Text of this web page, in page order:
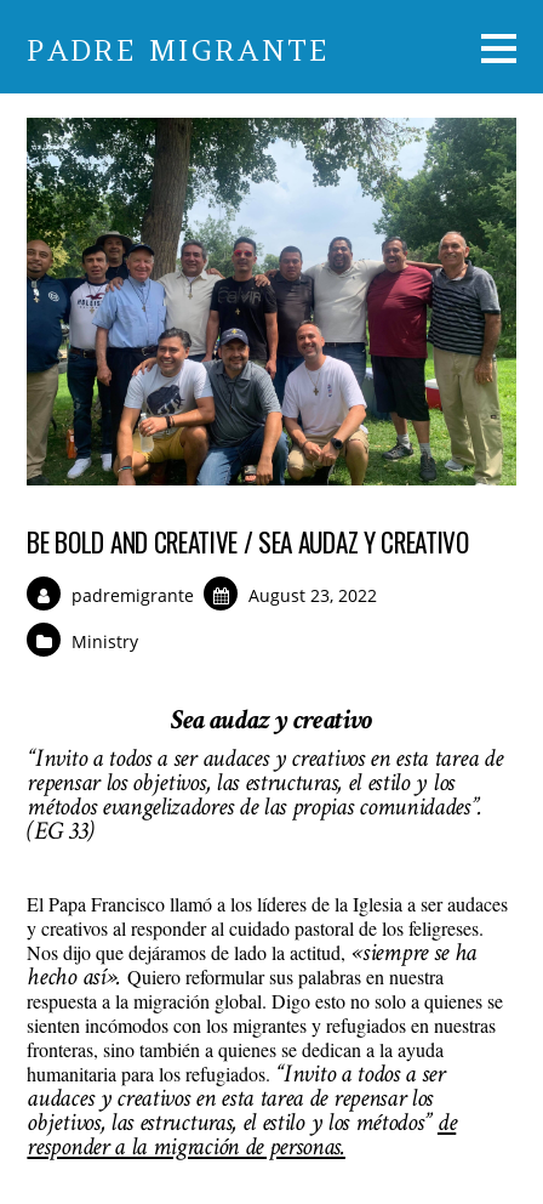
PADRE MIGRANTE
BE BOLD AND CREATIVE / SEA AUDAZ Y CREATIVO
padremigrante August 23, 2022
Ministry
Sea audaz y creativo
“Invito a todos a ser audaces y creativos en esta tarea de
repensar los objetivos, las estructuras, el estilo y los
métodos evangelizadores de las propias comunidades”.
(EG 33)
El Papa Francisco llamó a los líderes de la Iglesia a ser audaces
y creativos al responder al cuidado pastoral de los feligreses.
Nos dijo que dejáramos de lado la actitud, «siempre se ha
hecho así». Quiero reformular sus palabras en nuestra
respuesta a la migración global. Digo esto no solo a quienes se
sienten incómodos con los migrantes y refugiados en nuestras
fronteras, sino también a quienes se dedican a la ayuda
humanitaria para los refugiados. “Invito a todos a ser
audaces y creativos en esta tarea de repensar los
objetivos, las estructuras, el estilo y los métodos”de
responder a la migración de personas.